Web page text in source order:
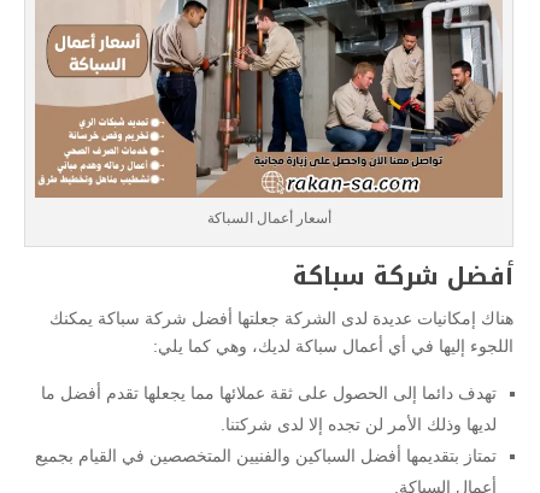
أسعار أعمال السباكة
أفضل شركة سباكة
هناك إمكانيات عديدة لدى الشركة جعلتها أفضل شركة سباكة يمكنك
اللجوء إليها في أي أعمال سباكة لديك، وهي كما يلي:
تهدف دائما إلى الحصول على ثقة عملائها مما يجعلها تقدم أفضل ما
لديها وذلك الأمر لن تجده إلا لدى شركتنا.
تمتاز بتقديمها أفضل السباكين والفنيين المتخصصين في القيام بجميع
أعمال السباكة.